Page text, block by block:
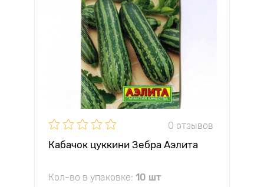
0 отзывов
Кабачок цуккини Зебра Аэлита
Кол-во в упаковке: 10 шт